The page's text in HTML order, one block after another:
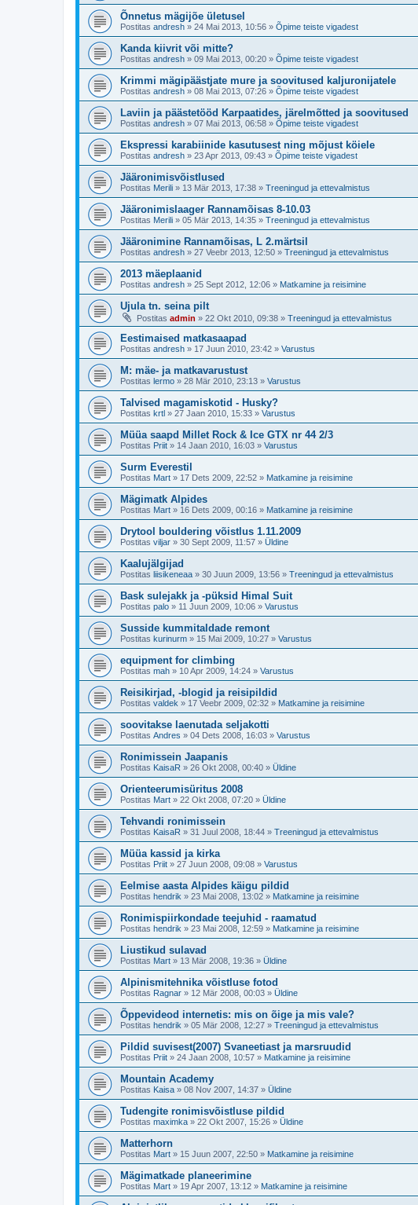
Õnnetus mägijõe ületusel
Postitas andresh » 24 Mai 2013, 10:56 » Õpime teiste vigadest
Kanda kiivrit või mitte?
Postitas andresh » 09 Mai 2013, 00:20 » Õpime teiste vigadest
Krimmi mägipäästjate mure ja soovitused kaljuronijatele
Postitas andresh » 08 Mai 2013, 07:26 » Õpime teiste vigadest
Laviin ja päästetööd Karpaatides, järelmõtted ja soovitused
Postitas andresh » 07 Mai 2013, 06:58 » Õpime teiste vigadest
Ekspressi karabiinide kasutusest ning mõjust köiele
Postitas andresh » 23 Apr 2013, 09:43 » Õpime teiste vigadest
Jääronimisvõistlused
Postitas Merili » 13 Mär 2013, 17:38 » Treeningud ja ettevalmistus
Jääronimislaager Rannamõisas 8-10.03
Postitas Merili » 05 Mär 2013, 14:35 » Treeningud ja ettevalmistus
Jääronimine Rannamõisas, L 2.märtsil
Postitas andresh » 27 Veebr 2013, 12:50 » Treeningud ja ettevalmistus
2013 mäeplaanid
Postitas andresh » 25 Sept 2012, 12:06 » Matkamine ja reisimine
Ujula tn. seina pilt
Postitas admin » 22 Okt 2010, 09:38 » Treeningud ja ettevalmistus
Eestimaised matkasaapad
Postitas andresh » 17 Juun 2010, 23:42 » Varustus
M: mäe- ja matkavarustust
Postitas lermo » 28 Mär 2010, 23:13 » Varustus
Talvised magamiskotid - Husky?
Postitas krtl » 27 Jaan 2010, 15:33 » Varustus
Müüa saapd Millet Rock & Ice GTX nr 44 2/3
Postitas Priit » 14 Jaan 2010, 16:03 » Varustus
Surm Everestil
Postitas Mart » 17 Dets 2009, 22:52 » Matkamine ja reisimine
Mägimatk Alpides
Postitas Mart » 16 Dets 2009, 00:16 » Matkamine ja reisimine
Drytool bouldering võistlus 1.11.2009
Postitas viljar » 30 Sept 2009, 11:57 » Üldine
Kaalujälgijad
Postitas liisikeneaa » 30 Juun 2009, 13:56 » Treeningud ja ettevalmistus
Bask sulejakk ja -püksid Himal Suit
Postitas palo » 11 Juun 2009, 10:06 » Varustus
Susside kummitaldade remont
Postitas kurinurm » 15 Mai 2009, 10:27 » Varustus
equipment for climbing
Postitas mah » 10 Apr 2009, 14:24 » Varustus
Reisikirjad, -blogid ja reisipildid
Postitas valdek » 17 Veebr 2009, 02:32 » Matkamine ja reisimine
soovitakse laenutada seljakotti
Postitas Andres » 04 Dets 2008, 16:03 » Varustus
Ronimissein Jaapanis
Postitas KaisaR » 26 Okt 2008, 00:40 » Üldine
Orienteerumisüritus 2008
Postitas Mart » 22 Okt 2008, 07:20 » Üldine
Tehvandi ronimissein
Postitas KaisaR » 31 Juul 2008, 18:44 » Treeningud ja ettevalmistus
Müüa kassid ja kirka
Postitas Priit » 27 Juun 2008, 09:08 » Varustus
Eelmise aasta Alpides käigu pildid
Postitas hendrik » 23 Mai 2008, 13:02 » Matkamine ja reisimine
Ronimispiirkondade teejuhid - raamatud
Postitas hendrik » 23 Mai 2008, 12:59 » Matkamine ja reisimine
Liustikud sulavad
Postitas Mart » 13 Mär 2008, 19:36 » Üldine
Alpinismitehnika võistluse fotod
Postitas Ragnar » 12 Mär 2008, 00:03 » Üldine
Õppevideod internetis: mis on õige ja mis vale?
Postitas hendrik » 05 Mär 2008, 12:27 » Treeningud ja ettevalmistus
Pildid suvisest(2007) Svaneetiast ja marsruudid
Postitas Priit » 24 Jaan 2008, 10:57 » Matkamine ja reisimine
Mountain Academy
Postitas Kaisa » 08 Nov 2007, 14:37 » Üldine
Tudengite ronimisvõistluse pildid
Postitas maximka » 22 Okt 2007, 15:26 » Üldine
Matterhorn
Postitas Mart » 15 Juun 2007, 22:50 » Matkamine ja reisimine
Mägimatkade planeerimine
Postitas Mart » 19 Apr 2007, 13:12 » Matkamine ja reisimine